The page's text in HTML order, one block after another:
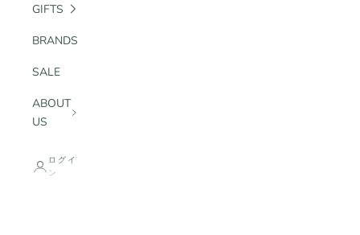
GIFTS
BRANDS
SALE
ABOUT
US
ログイ
ン